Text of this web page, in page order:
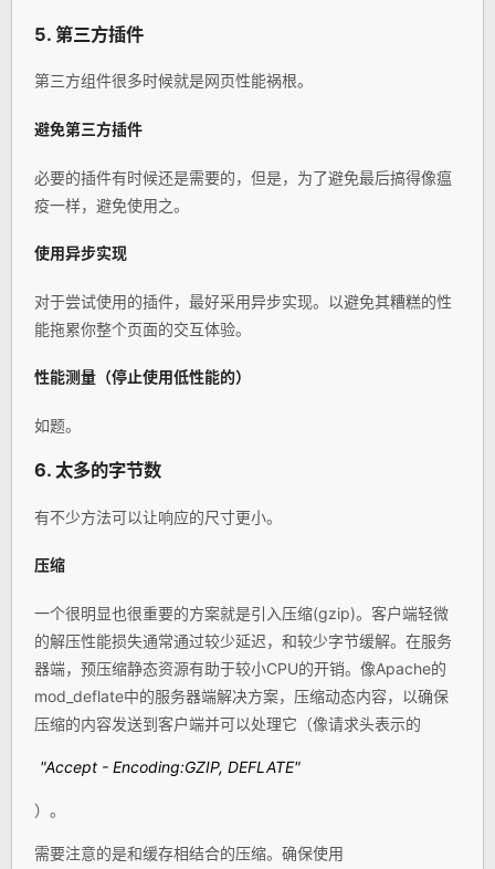
5. 第三方插件
第三方组件很多时候就是网页性能祸根。
避免第三方插件
必要的插件有时候还是需要的，但是，为了避免最后搞得像瘟
疫一样，避免使用之。
使用异步实现
对于尝试使用的插件，最好采用异步实现。以避免其糟糕的性
能拖累你整个页面的交互体验。
性能测量（停止使用低性能的）
如题。
6. 太多的字节数
有不少方法可以让响应的尺寸更小。
压缩
一个很明显也很重要的方案就是引入压缩(gzip)。客户端轻微
的解压性能损失通常通过较少延迟，和较少字节缓解。在服务
器端，预压缩静态资源有助于较小CPU的开销。像Apache的
mod_deflate中的服务器端解决方案，压缩动态内容，以确保
压缩的内容发送到客户端并可以处理它（像请求头表示的
"Accept - Encoding:GZIP, DEFLATE"
）。
需要注意的是和缓存相结合的压缩。确保使用